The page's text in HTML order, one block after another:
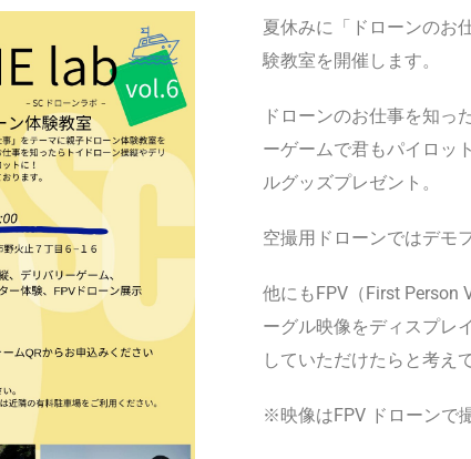
夏休みに「ドローンのお
験教室を開催します。
ドローンのお仕事を知っ
ーゲームで君もパイロッ
ルグッズプレゼント。
空撮用ドローンではデモ
他にもFPV（First Person
ーグル映像をディスプレ
していただけたらと考え
※映像はFPV ドローンで